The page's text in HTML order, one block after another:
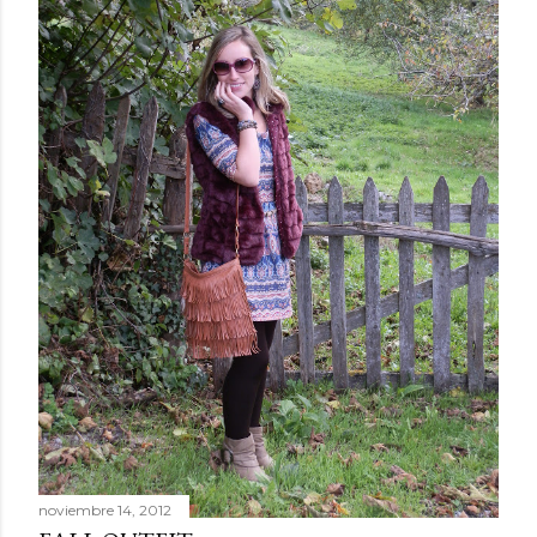
noviembre 14, 2012